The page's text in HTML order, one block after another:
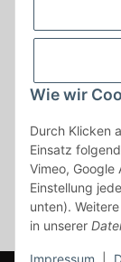
Wie wir
Durch Klicken
Einsatz
Vimeo, Google
Einstellung
unten).
in unserer
Impressum
info@krayer-
Gesetzliche
Informationen
Vertrag
* Alle Preise inkl.
* gilt für
Länder entnehmen